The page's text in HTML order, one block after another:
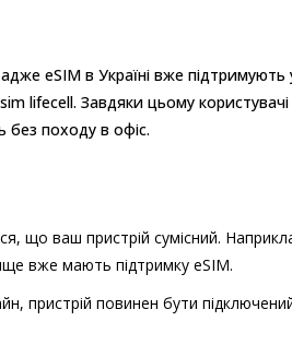
eSIM в Україні вже підтримують
lifecell. Завдяки цьому
без походу в офіс.
що ваш пристрій сумісний.
вже мають підтримку eSIM.
пристрій повинен бути